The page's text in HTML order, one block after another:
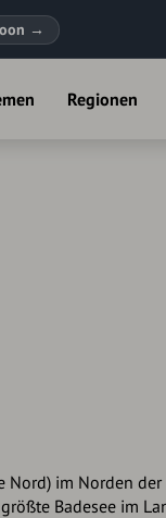
→
Regionen
Nord) im Norden
Badesee im